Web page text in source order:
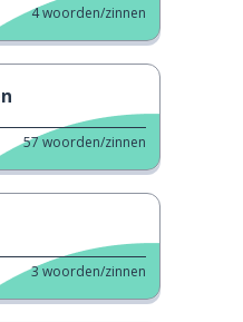
4woorden/zinnen
57woorden/zinnen
3woorden/zinnen